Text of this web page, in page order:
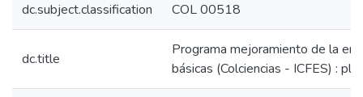
dc.subject.classification COL 00518
dc.title
Programa mejoramiento de la
básicas (Colciencias - ICFES) :